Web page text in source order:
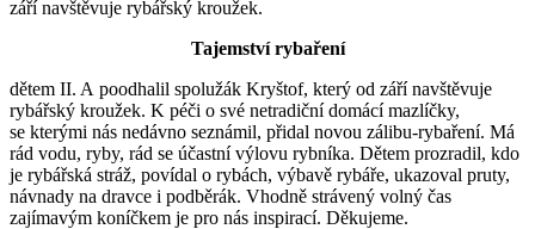
září navštěvuje rybářský kroužek.
Tajemství rybaření
dětem II. A poodhalil spolužák Kryštof, který od září navštěvuje
rybářský kroužek. K péči o své netradiční domácí mazlíčky,
se kterými nás nedávno seznámil, přidal novou zálibu-rybaření. Má
rád vodu, ryby, rád se účastní výlovu rybníka. Dětem prozradil, kdo
je rybářská stráž, povídal o rybách, výbavě rybáře, ukazoval pruty,
návnady na dravce i podběrák. Vhodně strávený volný čas
zajímavým koníčkem je pro nás inspirací. Děkujeme.